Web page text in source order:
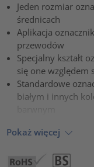
Jeden rozmiar
średnicach
Aplikacja
przewodów
Specjalny kształt
się one względem
Standardowe
białym i innych
Pokaż więcej